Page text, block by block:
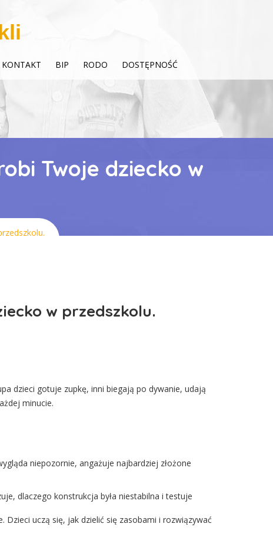
KONTAKT BIP RODO DOSTĘPNOŚĆ
Twoje dziecko w
w przedszkolu.
dzieci gotuje zupkę, inni biegają po dywanie, udają
minucie.
niepozornie, angażuje najbardziej złożone
dlaczego konstrukcja była niestabilna i testuje
Dzieci uczą się, jak dzielić się zasobami i rozwiązywać